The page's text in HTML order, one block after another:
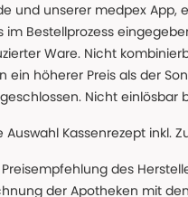
und unserer medpex App,
im Bestellprozess
Ware. Nicht
ein höherer Preis als der
Nicht einlösbar
Auswahl Kassenrezept inkl.
des
der Apotheken mit